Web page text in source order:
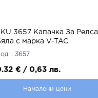
3657 Капачка За Релса
с марка V-TAC
3657
€ / 0,63 лв.
Намалени цени